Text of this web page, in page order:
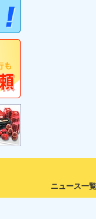
ニュース一